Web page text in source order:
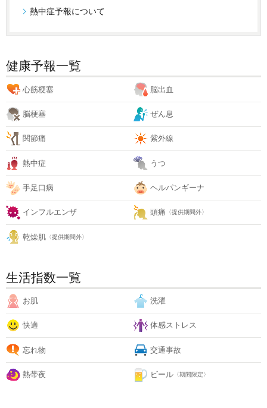
熱中症予報について
健康予報一覧
心筋梗塞 脳出血
脳梗塞 ぜん息
関節痛 紫外線
熱中症 うつ
手足口病 ヘルパンギーナ
インフルエンザ 頭痛 〈提供期間外〉
乾燥肌 〈提供期間外〉
生活指数一覧
お肌 洗濯
快適 体感ストレス
忘れ物 交通事故
熱帯夜 ビール 〈期間限定〉